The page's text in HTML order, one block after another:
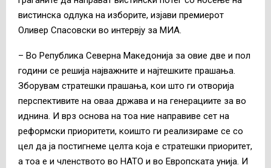
вистинска одлука на изборите, изјави премиерот
Оливер Спасовски во интервју за МИА.
– Во Република Северна Македонија за овие две и пол
години се решија најважните и најтешките прашања.
Зборувам стратешки прашања, кои што ги отворија
перспективите на оваа држава и на генерациите за во
иднина. И врз основа на тоа ние направиве сет на
реформски приоритети, коишто ги реализираме се со
цел да ја постигнеме целта која е стратешки приоритет,
а тоа е и членството во НАТО и во Европската унија. И